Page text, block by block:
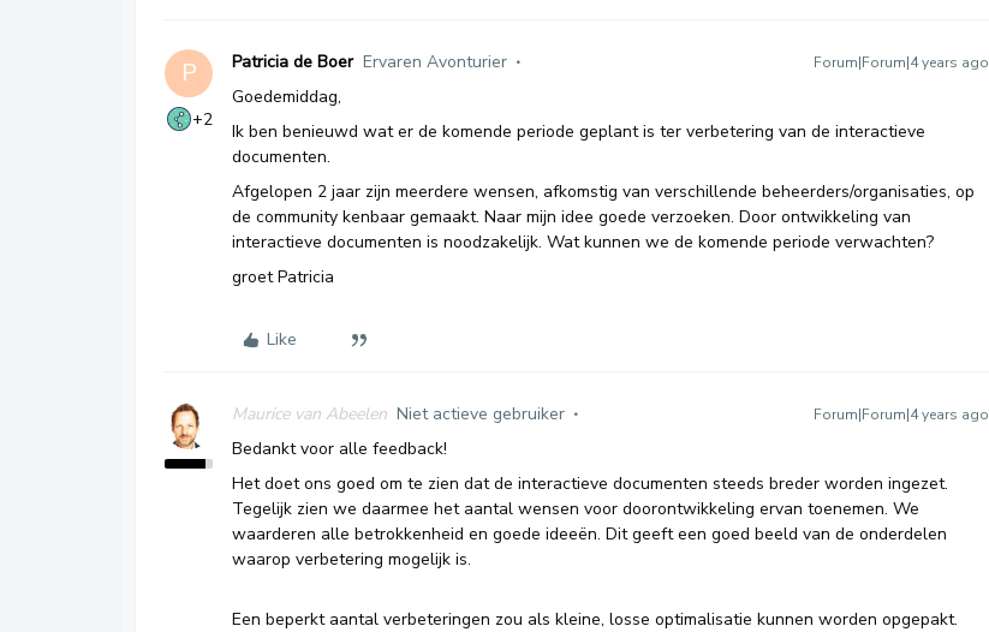
P
+2
Patricia de Boer Ervaren Avonturier Forum|Forum|4 years ago
Goedemiddag,
Ik ben benieuwd wat er de komende periode geplant is ter verbetering van de interactieve
documenten.
Afgelopen 2 jaar zijn meerdere wensen, afkomstig van verschillende beheerders/organisaties, op
de community kenbaar gemaakt. Naar mijn idee goede verzoeken. Door ontwikkeling van
interactieve documenten is noodzakelijk. Wat kunnen we de komende periode verwachten?
groet Patricia
Like
Maurice van Abeelen Niet actieve gebruiker Forum|Forum|4 years ago
Bedankt voor alle feedback!
Het doet ons goed om te zien dat de interactieve documenten steeds breder worden ingezet.
Tegelijk zien we daarmee het aantal wensen voor doorontwikkeling ervan toenemen. We
waarderen alle betrokkenheid en goede ideeën. Dit geeft een goed beeld van de onderdelen
waarop verbetering mogelijk is.
Een beperkt aantal verbeteringen zou als kleine, losse optimalisatie kunnen worden opgepakt.